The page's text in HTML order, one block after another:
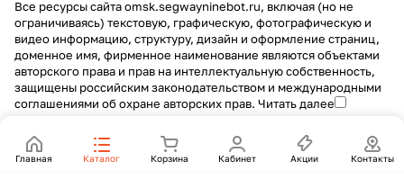
Главная Каталог Корзина Кабинет Акции Контакты
Все ресурсы сайта omsk.segwayninebot.ru, включая (но не
ограничиваясь) текстовую, графическую, фотографическую и
видео информацию, структуру, дизайн и оформление страниц,
доменное имя, фирменное наименование являются объектами
авторского права и прав на интеллектуальную собственность,
защищены российским законодательством и международными
соглашениями об охране авторских прав. Читать далее